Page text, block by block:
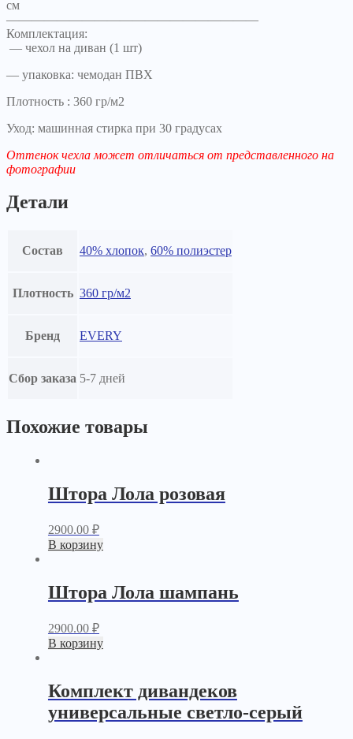
см
————————————————————
Комплектация:
— чехол на диван (1 шт)
— упаковка: чемодан ПВХ
Плотность : 360 гр/м2
Уход: машинная стирка при 30 градусах
Оттенок чехла может отличаться от представленного на
фотографии
Детали
Состав 40% хлопок, 60% полиэстер
Плотность 360 гр/м2
Бренд EVERY
Сбор заказа 5-7 дней
Похожие товары
Штора Лола розовая
2900.00 ₽
В корзину
Штора Лола шампань
2900.00 ₽
В корзину
Комплект дивандеков
универсальные светло-серый